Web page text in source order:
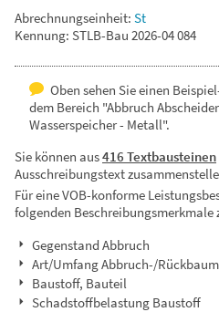
Abrechnungseinheit: St
Kennung: STLB-Bau 2026-04 084
Oben sehen Sie einen
dem Bereich "Abbruch
Wasserspeicher - Metall".
Sie können aus416 Textbausteinen
Ausschreibungstext
Für eine VOB-konforme
folgenden Beschreibungsmerkmale
Gegenstand Abbruch
Art/Umfang Abbruch-/
Baustoff, Bauteil
Schadstoffbelastung Baustoff